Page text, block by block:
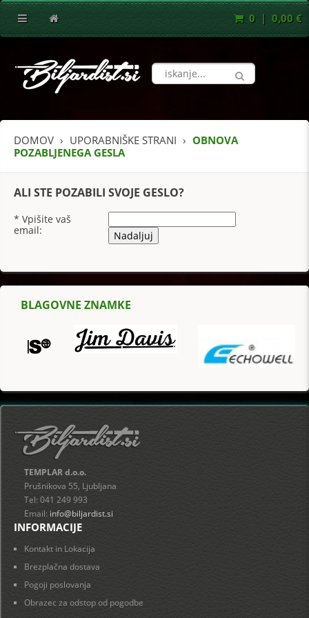
0 | 0,00 €
DOMOV UPORABNIŠKE STRANI
OBNOVA
POZABLJENEGA GESLA
ALI STE POZABILI SVOJE GESLO?
* Vpišite vaš
email:
BLAGOVNE ZNAMKE
TEMPLAR d.o.o.
Prušnikova 55, Ljubljana
Tel: 041 249 993
Email: info@biljardist.si
INFORMACIJE
Kontakt in Lokacija
Brezplačna dostava
Pogoji poslovanja
Obrazec za odstop od pogodbe